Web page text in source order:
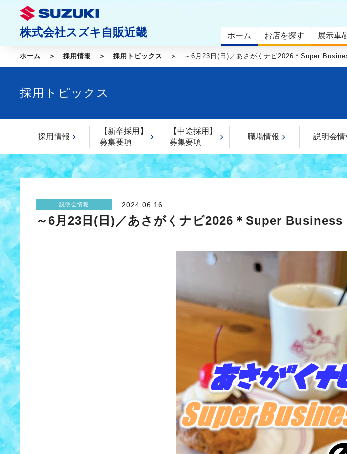
株式会社スズキ自販近畿 ホーム お店を探す 展示車/
ホーム 採用情報 採用トピックス ～6月23日(日)／あさがくナビ2026＊Super
採用トピックス
採用情報
【新卒採用】
募集要項
【中途採用】
募集要項
職場情報 説明会情
説明会情報 2024.06.16
～6月23日(日)／あさがくナビ2026＊Super